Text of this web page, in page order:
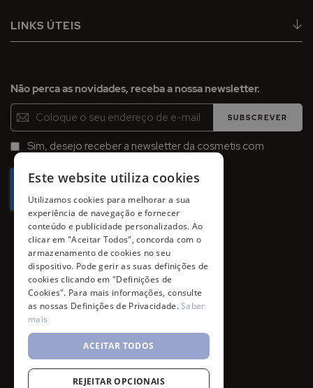
LINKS ÚTEIS
Não perca as novidades, receba a nossa newsletter.
Inscreva-
se
na
Newsletter:
SUBSCREVER
Sim, desejo receber a newsletter da cosmetis com
Este website utiliza cookies
Utilizamos cookies para melhorar a sua
experiência de navegação e fornecer
conteúdo e publicidade personalizados. Ao
clicar em "Aceitar Todos", concorda com o
armazenamento de cookies no seu
dispositivo. Pode gerir as suas definições de
cookies clicando em "Definições de
Cookies". Para mais informações, consulte
as nossas Definições de Privacidade.Saber
mais
ACEITAR TODOS
REJEITAR OPCIONAIS